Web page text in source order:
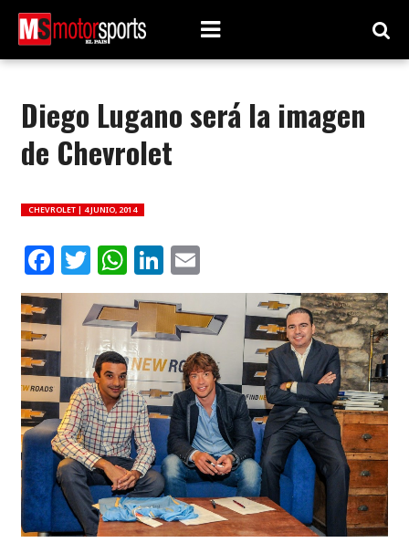
Diego Lugano será la imagen
de Chevrolet
CHEVROLET | 4 JUNIO, 2014
Facebook
Twitter
WhatsApp
LinkedIn
Email